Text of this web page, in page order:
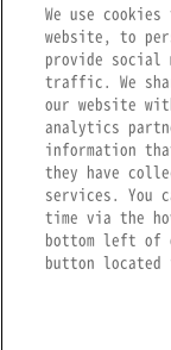
本シミュレー
あり、実際のお
りません。
実際のお借り⼊
ますので、実際
ボーナス返済に
⽬とし、以後6
固定⾦利を選択
ご返済額は⼀定
固定⾦利をご選
定⾦利はご選択
終了時点におけ
お申込みに際し
によっては、ご
ださい。
We use
website, to
provide social
traffic. We
our website
analytics
information
they have
services. You
time via the
bottom left of
button located